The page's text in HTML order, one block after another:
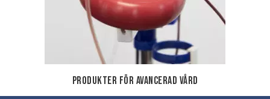
Produkter för Avancerad vård